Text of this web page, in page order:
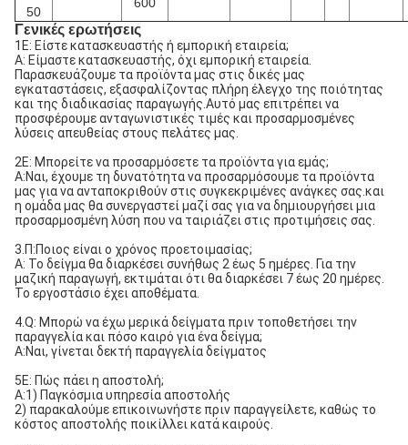
50
Γενικές ερωτήσεις
1Ε: Είστε κατασκευαστής ή εμπορική εταιρεία;
Α: Είμαστε κατασκευαστής, όχι εμπορική εταιρεία.
Παρασκευάζουμε τα προϊόντα μας στις δικές μας
εγκαταστάσεις, εξασφαλίζοντας πλήρη έλεγχο της ποιότητας
και της διαδικασίας παραγωγής.Αυτό μας επιτρέπει να
προσφέρουμε ανταγωνιστικές τιμές και προσαρμοσμένες
λύσεις απευθείας στους πελάτες μας.
2Ε: Μπορείτε να προσαρμόσετε τα προϊόντα για εμάς;
Α:Ναι, έχουμε τη δυνατότητα να προσαρμόσουμε τα προϊόντα
μας για να ανταποκριθούν στις συγκεκριμένες ανάγκες σας.και
η ομάδα μας θα συνεργαστεί μαζί σας για να δημιουργήσει μια
προσαρμοσμένη λύση που να ταιριάζει στις προτιμήσεις σας.
3.Π:Ποιος είναι ο χρόνος προετοιμασίας;
Α: Το δείγμα θα διαρκέσει συνήθως 2 έως 5 ημέρες. Για την
μαζική παραγωγή, εκτιμάται ότι θα διαρκέσει 7 έως 20 ημέρες.
Το εργοστάσιο έχει αποθέματα.
4.Q: Μπορώ να έχω μερικά δείγματα πριν τοποθετήσει την
παραγγελία και πόσο καιρό για ένα δείγμα;
Α:Ναι, γίνεται δεκτή παραγγελία δείγματος
5Ε: Πώς πάει η αποστολή;
Α:1) Παγκόσμια υπηρεσία αποστολής
2) παρακαλούμε επικοινωνήστε πριν παραγγείλετε, καθώς το
κόστος αποστολής ποικίλλει κατά καιρούς.